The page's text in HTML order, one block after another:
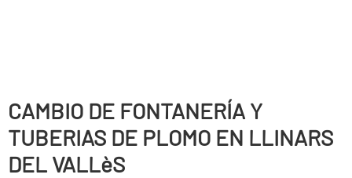
CAMBIO DE FONTANERÍ­A Y
TUBERIAS DE PLOMO EN LLINARS
DEL VALLèS